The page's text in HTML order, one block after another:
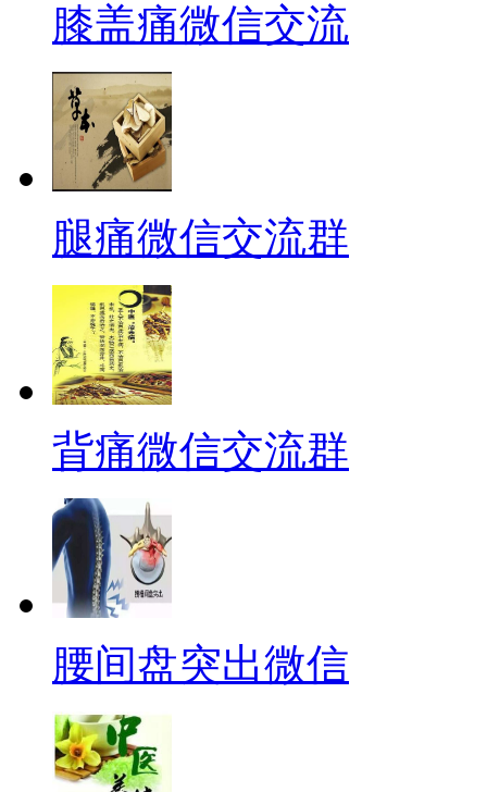
膝盖痛微信交流
腿痛微信交流群
背痛微信交流群
腰间盘突出微信